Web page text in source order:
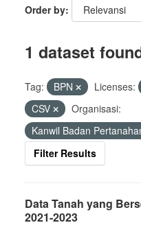
Order by
1 dataset
Tag: BPN Licenses:
CSV
Organisasi:
Kanwil Badan
Filter Results
Data Tanah yang
2021-2023